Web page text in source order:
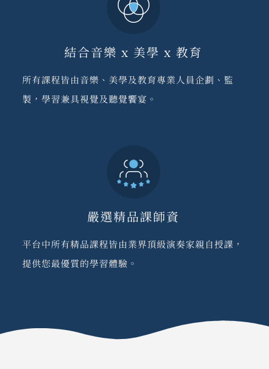
結合音樂 x 美學 x 教育
所有課程皆由音樂、美學及教育專業人員企劃、監
製，學習兼具視覺及聽覺饗宴。
嚴選精品課師資
平台中所有精品課程皆由業界頂級演奏家親自授課，
提供您最優質的學習體驗。